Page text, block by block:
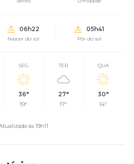
06h22
Nascer do sol
05h41
Pôr do sol
SEG
36°
19°
TER
27°
17°
QUA
30°
14°
às 19h11